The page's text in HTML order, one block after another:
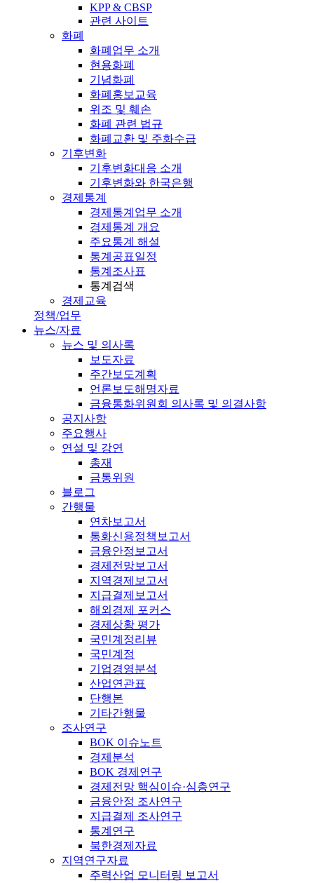
KPP & CBSP
관련 사이트
화폐
화폐업무 소개
현용화폐
기념화폐
화폐홍보교육
위조 및 훼손
화폐 관련 법규
화폐교환 및 주화수급
기후변화
기후변화대응 소개
기후변화와 한국은행
경제통계
경제통계업무 소개
경제통계 개요
주요통계 해설
통계공표일정
통계조사표
통계검색
경제교육
정책/업무
뉴스/자료
뉴스 및 의사록
보도자료
주간보도계획
언론보도해명자료
금융통화위원회 의사록 및 의결사항
공지사항
주요행사
연설 및 강연
총재
금통위원
블로그
간행물
연차보고서
통화신용정책보고서
금융안정보고서
경제전망보고서
지역경제보고서
지급결제보고서
해외경제 포커스
경제상황 평가
국민계정리뷰
국민계정
기업경영분석
산업연관표
단행본
기타간행물
조사연구
BOK 이슈노트
경제분석
BOK 경제연구
경제전망 핵심이슈·심층연구
금융안정 조사연구
지급결제 조사연구
통계연구
북한경제자료
지역연구자료
주력산업 모니터링 보고서